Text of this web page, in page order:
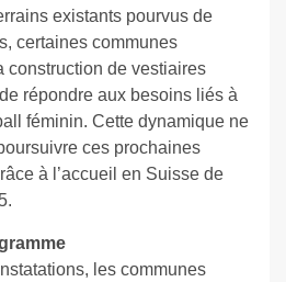
existants pourvus de
certaines communes
construction de vestiaires
répondre aux besoins liés à
féminin. Cette dynamique ne
ces prochaines
à l’accueil en Suisse de
les communes